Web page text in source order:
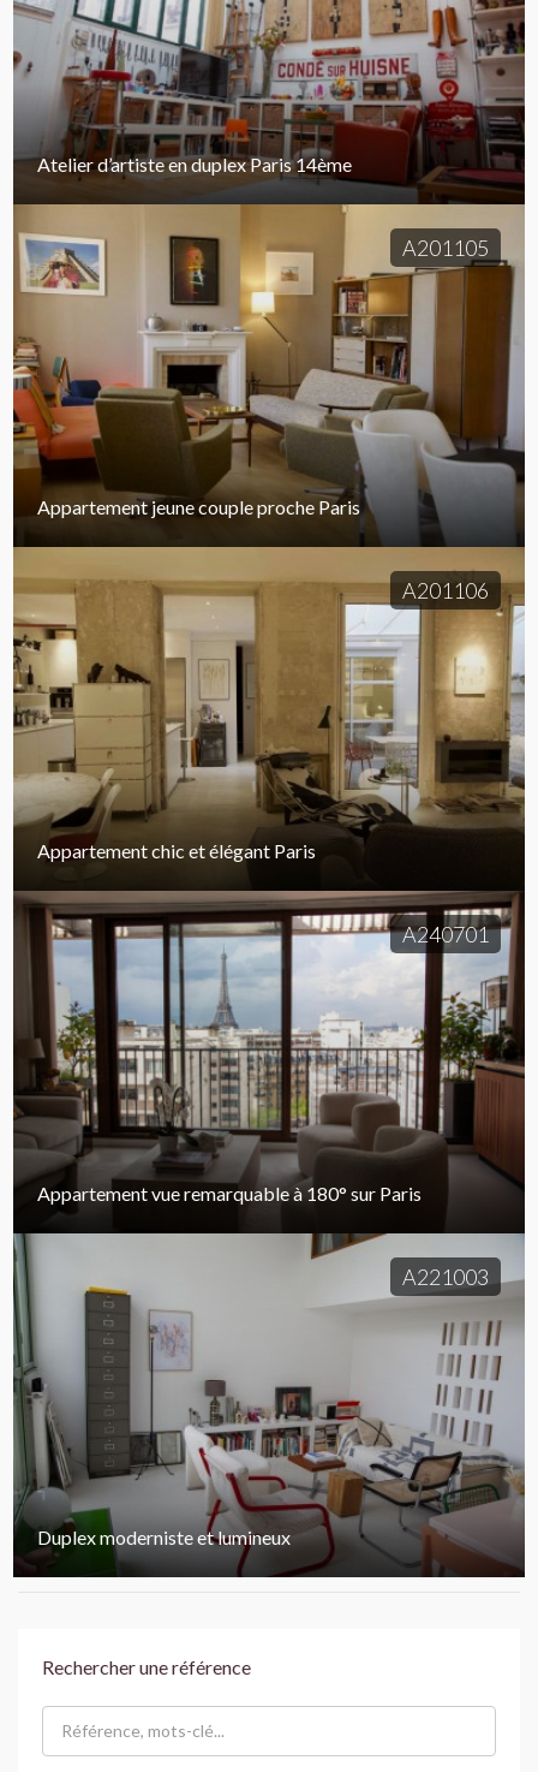
Atelier d’artiste en duplex Paris 14ème
A201105
Appartement jeune couple proche Paris
A201106
Appartement chic et élégant Paris
A240701
Appartement vue remarquable à 180° sur Paris
A221003
Duplex moderniste et lumineux
Rechercher une référence